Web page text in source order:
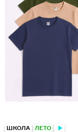
ШКОЛА ЛЕТО